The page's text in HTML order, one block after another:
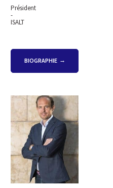
Président
-
ISALT
BIOGRAPHIE